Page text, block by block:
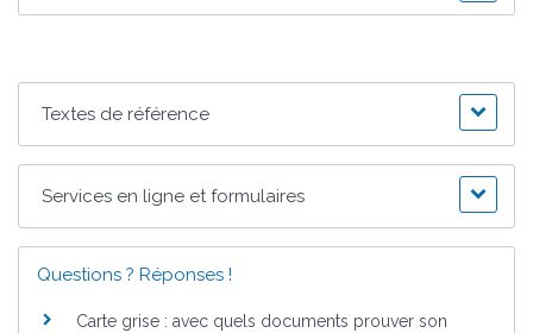
Textes de référence
Services en ligne et formulaires
Questions ? Réponses !
Carte grise : avec quels documents prouver son